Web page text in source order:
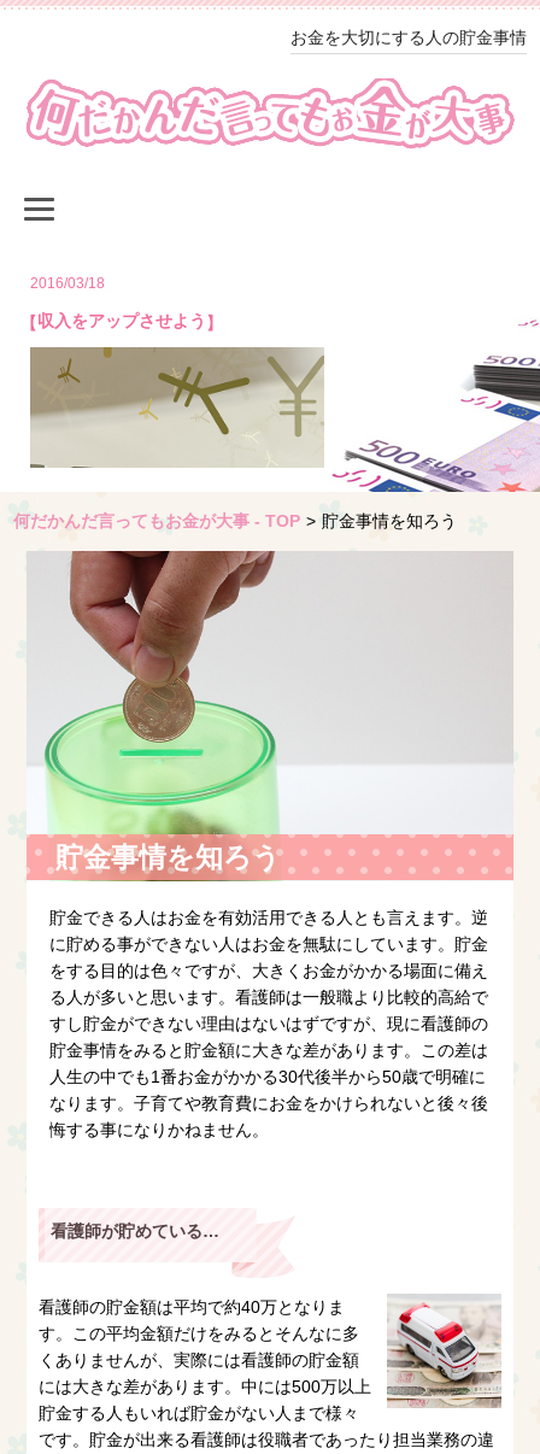
お金を大切にする人の貯金事情
2016/03/18
収入をアップさせよう
何だかんだ言ってもお金が大事 - TOP > 貯金事情を知ろう
貯金事情を知ろう
貯金できる人はお金を有効活用できる人とも言えます。逆
に貯める事ができない人はお金を無駄にしています。貯金
をする目的は色々ですが、大きくお金がかかる場面に備え
る人が多いと思います。看護師は一般職より比較的高給で
すし貯金ができない理由はないはずですが、現に看護師の
貯金事情をみると貯金額に大きな差があります。この差は
人生の中でも1番お金がかかる30代後半から50歳で明確に
なります。子育てや教育費にお金をかけられないと後々後
悔する事になりかねません。
看護師が貯めている額は？
看護師の貯金額は平均で約40万となりま
す。この平均金額だけをみるとそんなに多
くありませんが、実際には看護師の貯金額
には大きな差があります。中には500万以上
貯金する人もいれば貯金がない人まで様々
です。貯金が出来る看護師は役職者であったり担当業務の違